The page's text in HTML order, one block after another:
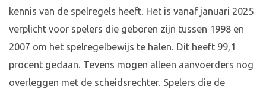
kennis van de spelregels heeft. Het is vanaf januari 2025
verplicht voor spelers die geboren zijn tussen 1998 en
2007 om het spelregelbewijs te halen. Dit heeft 99,1
procent gedaan. Tevens mogen alleen aanvoerders nog
overleggen met de scheidsrechter. Spelers die de